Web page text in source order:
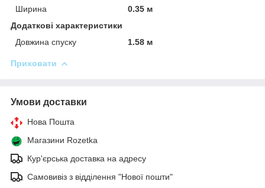
Ширина
0.35 м
Додаткові характеристики
Довжина спуску
1.58 м
Приховати
Умови доставки
Нова Пошта
Магазини Rozetka
Кур'єрська доставка на адресу
Самовивіз з відділення "Нової пошти"